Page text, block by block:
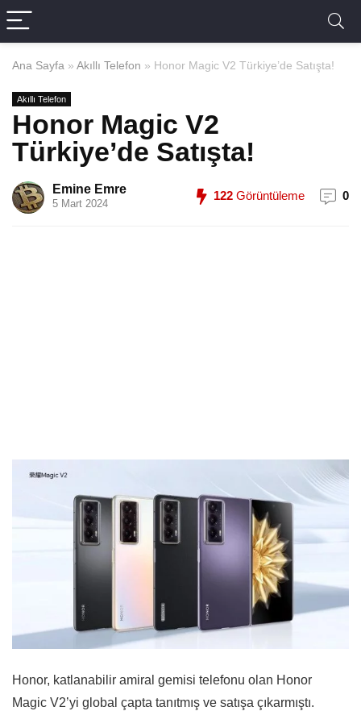
Ana Sayfa » Akıllı Telefon » Honor Magic V2 Türkiye’de Satışta!
Akıllı Telefon
Honor Magic V2
Türkiye’de Satışta!
Emine Emre
5 Mart 2024
122 Görüntüleme 0
Honor, katlanabilir amiral gemisi telefonu olan Honor
Magic V2’yi global çapta tanıtmış ve satışa çıkarmıştı.